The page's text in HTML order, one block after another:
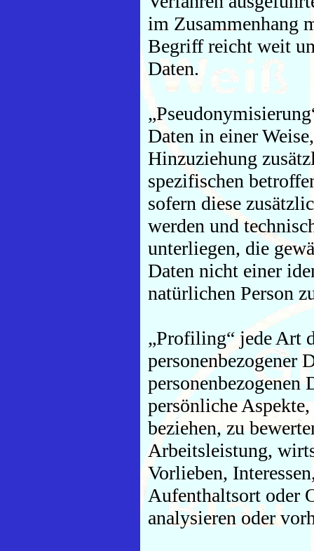
im Zusammenhang
Begriff reicht weit
Daten.
Daten in einer
Hinzuziehung
spezifischen
sofern diese
werden und
unterliegen, die
Daten nicht einer
natürlichen Person
„Profiling“ jede Art
personenbezogener
personenbezogenen
persönliche
beziehen, zu
Arbeitsleistung,
Vorlieben,
Aufenthaltsort oder
analysieren oder